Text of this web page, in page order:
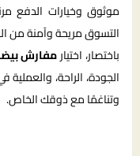
موثوق وخيارات الدفع
التسوق مريحة وآمنة من
باختصار، اختيارمفارش
الجودة، الراحة،
وتناغمًا مع ذوقك الخاص.